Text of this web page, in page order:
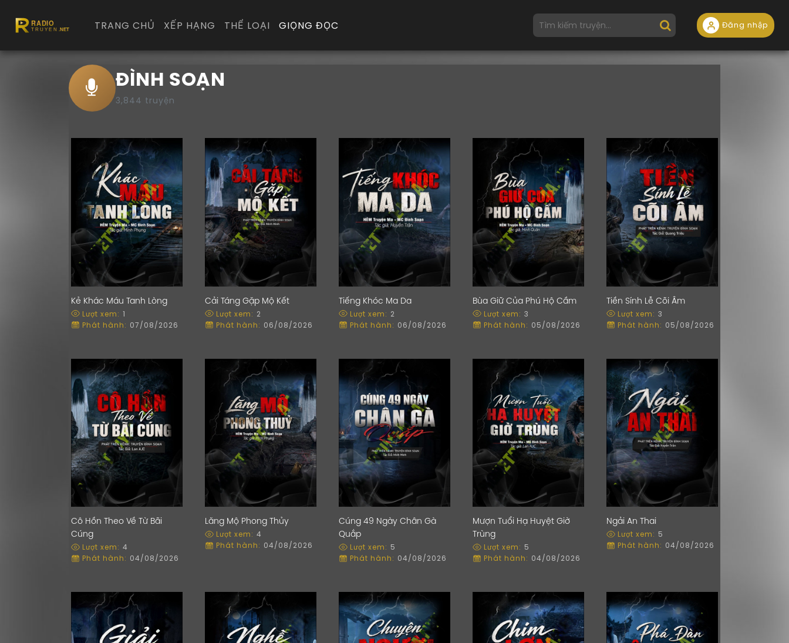
TRANG CHỦ XẾP HẠNG THỂ LOẠI GIỌNG ĐỌC Đăng nhập
ĐÌNH SOẠN
3,844 truyện
Kẻ Khác Máu Tanh Lòng
Lượt xem: 1
Phát hành: 07/08/2026
Cải Táng Gặp Mộ Kết
Lượt xem: 2
Phát hành: 06/08/2026
Tiếng Khóc Ma Da
Lượt xem: 2
Phát hành: 06/08/2026
Bùa Giữ Của Phú Hộ Cầm
Lượt xem: 3
Phát hành: 05/08/2026
Tiền Sính Lễ Cõi Âm
Lượt xem: 3
Phát hành: 05/08/2026
Cô Hồn Theo Về Từ Bãi
Cúng
Lượt xem: 4
Phát hành: 04/08/2026
Lăng Mộ Phong Thủy
Lượt xem: 4
Phát hành: 04/08/2026
Cúng 49 Ngày Chân Gà
Quắp
Lượt xem: 5
Phát hành: 04/08/2026
Mượn Tuổi Hạ Huyệt Giờ
Trùng
Lượt xem: 5
Phát hành: 04/08/2026
Ngải An Thai
Lượt xem: 5
Phát hành: 04/08/2026